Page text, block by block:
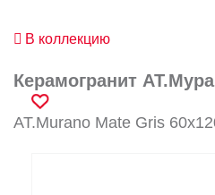
Контакты
В коллекцию
Керамогранит
AT.Murano Mate Gris